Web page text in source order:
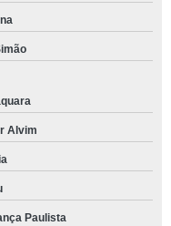
Alvim
Paulista